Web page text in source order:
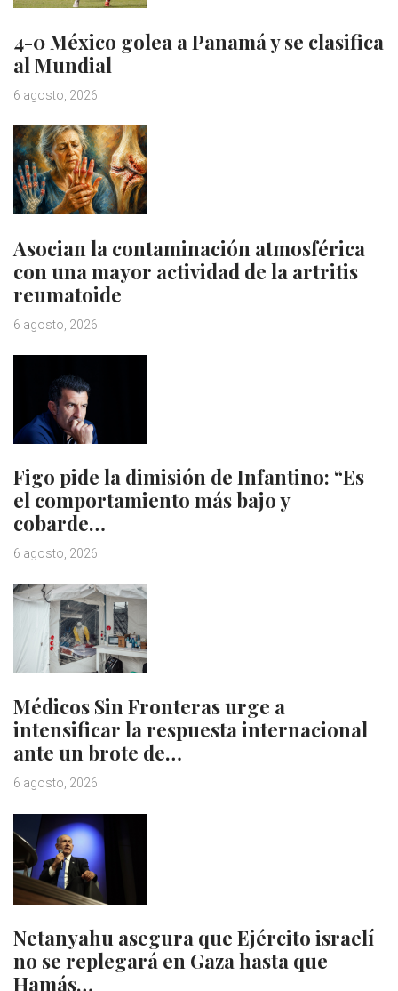
4-0 México golea a Panamá y se clasifica
al Mundial
6 agosto, 2026
Asocian la contaminación atmosférica
con una mayor actividad de la artritis
reumatoide
6 agosto, 2026
Figo pide la dimisión de Infantino: “Es
el comportamiento más bajo y
cobarde…
6 agosto, 2026
Médicos Sin Fronteras urge a
intensificar la respuesta internacional
ante un brote de…
6 agosto, 2026
Netanyahu asegura que Ejército israelí
no se replegará en Gaza hasta que
Hamás…